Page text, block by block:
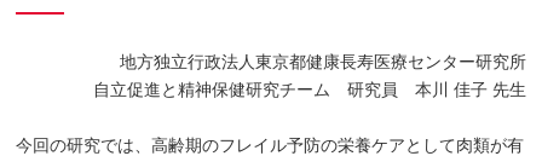
地方独立行政法人東京都健康長寿医療センター研究所
自立促進と精神保健研究チーム 研究員 本川 佳子 先生
今回の研究では、高齢期のフレイル予防の栄養ケアとして肉類が有